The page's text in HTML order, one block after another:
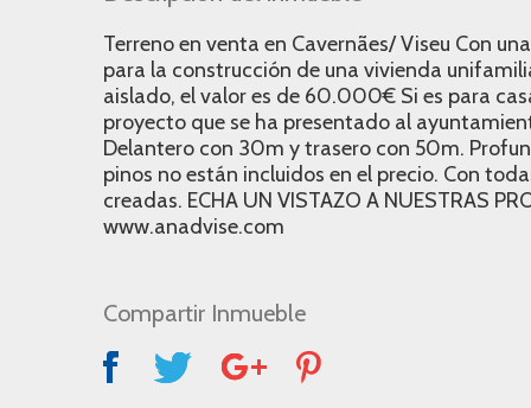
Terreno en venta en Cavernães/ Viseu Con
para la construcción de una vivienda
aislado, el valor es de 60.000€ Si es para
proyecto que se ha presentado al
Delantero con 30m y trasero con 50m.
pinos no están incluidos en el precio. Con
creadas. ECHA UN VISTAZO A NUESTRAS
www.anadvise.com
Compartir Inmueble